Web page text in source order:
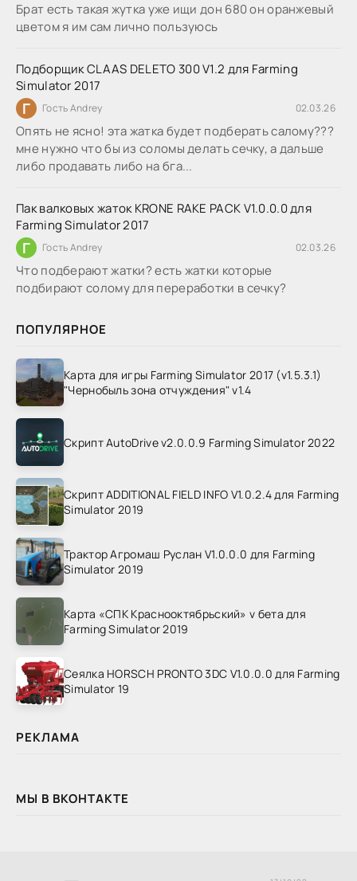
Брат есть такая жутка уже ищи дон 680 он оранжевый
цветом я им сам лично пользуюсь
Подборщик CLAAS DELETO 300 V1.2 для Farming
Simulator 2017
Г Гость Andrey 02.03.26
Опять не ясно! эта жатка будет подберать салому???
мне нужно что бы из соломы делать сечку, а дальше
либо продавать либо на бга...
Пак валковых жаток KRONE RAKE PACK V1.0.0.0 для
Farming Simulator 2017
Г Гость Andrey 02.03.26
Что подберают жатки? есть жатки которые
подбирают солому для переработки в сечку?
ПОПУЛЯРНОЕ
Карта для игры Farming Simulator 2017 (v1.5.3.1)
"Чернобыль зона отчуждения" v1.4
Скрипт AutoDrive v2.0.0.9 Farming Simulator 2022
Скрипт ADDITIONAL FIELD INFO V1.0.2.4 для Farming
Simulator 2019
Трактор Агромаш Руслан V1.0.0.0 для Farming
Simulator 2019
Карта «СПК Краснооктябрьский» v бета для
Farming Simulator 2019
Сеялка HORSCH PRONTO 3DC V1.0.0.0 для Farming
Simulator 19
РЕКЛАМА
МЫ В ВКОНТАКТЕ